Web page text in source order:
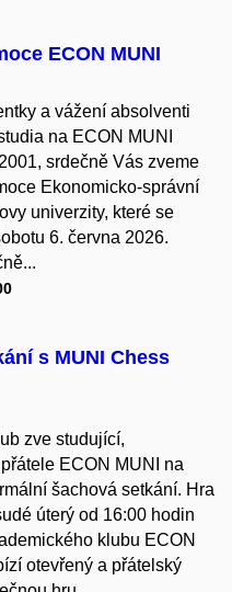
ECON MUNI
a vážení absolventi
na ECON MUNI
srdečně Vás zveme
Ekonomicko-správní
univerzity, které se
6. června 2026.
s MUNI Chess
zve studující,
ECON MUNI na
šachová setkání. Hra
úterý od 16:00 hodin
klubu ECON
otevřený a přátelský